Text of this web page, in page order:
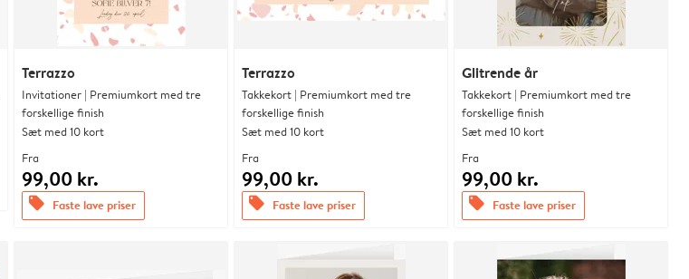
Terrazzo
Invitationer | Premiumkort med tre
forskellige finish
Sæt med 10 kort
Fra
99,00 kr.
offers Faste lave priser
Terrazzo
Takkekort | Premiumkort med tre
forskellige finish
Sæt med 10 kort
Fra
99,00 kr.
offers Faste lave priser
Glitrende år
Takkekort | Premiumkort med tre
forskellige finish
Sæt med 10 kort
Fra
99,00 kr.
offers Faste lave priser